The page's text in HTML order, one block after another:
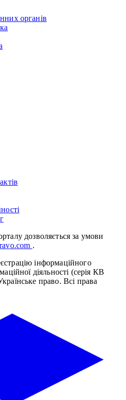
органів
дозволяється за умови
.
інформаційного
діяльності (серія КВ
право. Всі права